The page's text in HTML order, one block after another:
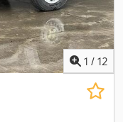
1 / 12